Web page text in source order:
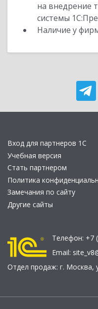
на внедрение
системы
Наличие у
Вход для партнеров 1С
Учебная версия
Стать партнером
Политика
Замечания по сайту
Другие сайты
Телефон: +7
Email:
Отдел продаж: г. Москва,